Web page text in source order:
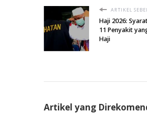
ARTIKEL
Haji 2026:
11 Penyakit
Haji
Artikel yang